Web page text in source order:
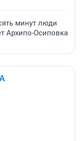
минут люди
Архипо-Осиповка